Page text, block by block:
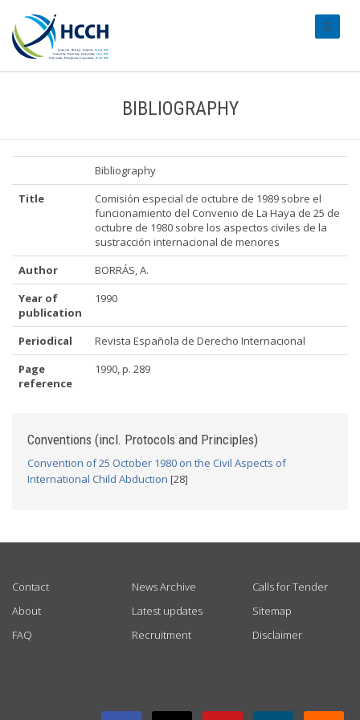
BIBLIOGRAPHY
Bibliography
Title
Comisión especial de octubre de 1989 sobre el
funcionamiento del Convenio de La Haya de 25 de
octubre de 1980 sobre los aspectos civiles de la
sustracción internacional de menores
Author
BORRÁS, A.
Year of
publication
1990
Periodical
Revista Española de Derecho Internacional
Page
reference
1990, p. 289
Conventions (incl. Protocols and Principles)
Convention of 25 October 1980 on the Civil Aspects of
International Child Abduction [28]
Contact
About
FAQ
News Archive
Latest updates
Recruitment
Calls for Tender
Sitemap
Disclaimer